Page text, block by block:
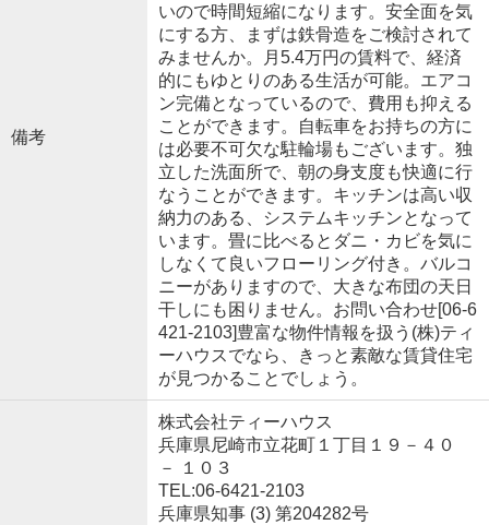
備考
いので時間短縮になります。安全面を気
にする方、まずは鉄骨造をご検討されて
みませんか。月5.4万円の賃料で、経済
的にもゆとりのある生活が可能。エアコ
ン完備となっているので、費用も抑える
ことができます。自転車をお持ちの方に
は必要不可欠な駐輪場もございます。独
立した洗面所で、朝の身支度も快適に行
なうことができます。キッチンは高い収
納力のある、システムキッチンとなって
います。畳に比べるとダニ・カビを気に
しなくて良いフローリング付き。バルコ
ニーがありますので、大きな布団の天日
干しにも困りません。お問い合わせ[06-6
421-2103]豊富な物件情報を扱う(株)ティ
ーハウスでなら、きっと素敵な賃貸住宅
が見つかることでしょう。
株式会社ティーハウス
兵庫県尼崎市立花町１丁目１９－４０
－ １０３
TEL:06-6421-2103
兵庫県知事 (3) 第204282号